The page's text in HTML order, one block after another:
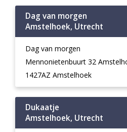
Dag van morgen
Amstelhoek, Utrecht
Dag van morgen
Mennonietenbuurt 32
1427AZ Amstelhoek
Dukaatje
Amstelhoek, Utrecht